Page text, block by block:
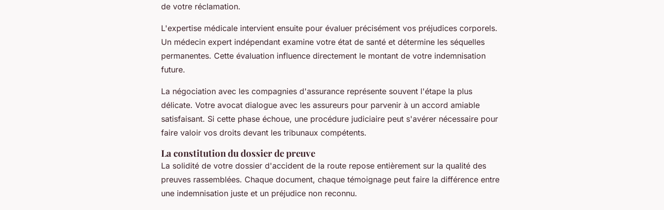
de votre réclamation.
L'expertise médicale intervient ensuite pour évaluer précisément vos préjudices corporels.
Un médecin expert indépendant examine votre état de santé et détermine les séquelles
permanentes. Cette évaluation influence directement le montant de votre indemnisation
future.
La négociation avec les compagnies d'assurance représente souvent l'étape la plus
délicate. Votre avocat dialogue avec les assureurs pour parvenir à un accord amiable
satisfaisant. Si cette phase échoue, une procédure judiciaire peut s'avérer nécessaire pour
faire valoir vos droits devant les tribunaux compétents.
La constitution du dossier de preuve
La solidité de votre dossier d'accident de la route repose entièrement sur la qualité des
preuves rassemblées. Chaque document, chaque témoignage peut faire la différence entre
une indemnisation juste et un préjudice non reconnu.